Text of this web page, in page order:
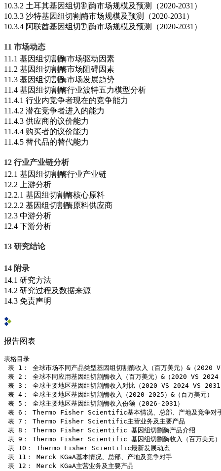
10.3.2 土耳其基因组切割酶市场规模及预测（2020-2031）
10.3.3 沙特基因组切割酶市场规模及预测（2020-2031）
10.3.4 阿联酋基因组切割酶市场规模及预测（2020-2031）
11 市场动态
11.1 基因组切割酶市场驱动因素
11.2 基因组切割酶市场阻碍因素
11.3 基因组切割酶市场发展趋势
11.4 基因组切割酶行业波特五力模型分析
11.4.1 行业内竞争者现在的竞争能力
11.4.2 潜在竞争者进入的能力
11.4.3 供应商的议价能力
11.4.4 购买者的议价能力
11.4.5 替代品的替代能力
12 行业产业链分析
12.1 基因组切割酶行业产业链
12.2 上游分析
12.2.1 基因组切割酶核心原料
12.2.2 基因组切割酶原料供应商
12.3 中游分析
12.4 下游分析
13 研究结论
14 附录
14.1 研究方法
14.2 研究过程及数据来源
14.3 免责声明
报告图表
表格目录
表 1： 全球市场不同产品类型基因组切割酶收入（百万美元）&（
表 2： 全球不同应用基因组切割酶收入（百万美元）&（2020 VS
表 3： 全球主要地区基因组切割酶收入对比（2020 VS 2024 VS 2031
表 4： 全球主要地区基因组切割酶收入（2020-2025）&（百万美元）
表 5： 全球主要地区基因组切割酶收入份额（2026-2031）
表 6： Thermo Fisher Scientific基本情况、总部、产地及竞争对
表 7： Thermo Fisher Scientific主营业务及主要产品
表 8： Thermo Fisher Scientific 基因组切割酶产品介绍
表 9： Thermo Fisher Scientific 基因组切割酶收入（百万美元）
表 10： Thermo Fisher Scientific最新发展动态
表 11： Merck KGaA基本情况、总部、产地及竞争对手
表 12： Merck KGaA主营业务及主要产品